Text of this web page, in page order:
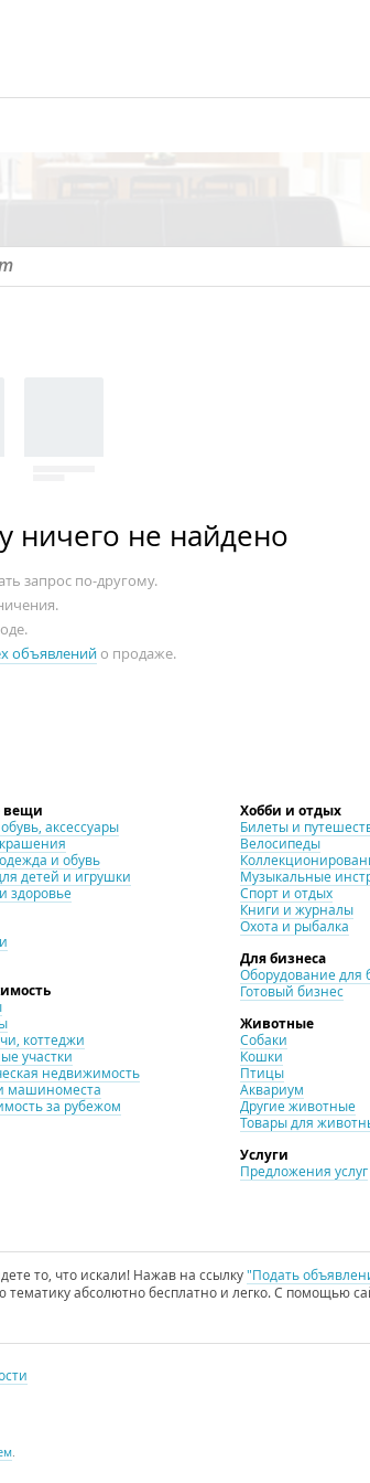
ничего не найдено
запрос по-другому.
объявленийо продаже.
вещи
аксессуары
и обувь
детей и игрушки
здоровье
коттеджи
участки
недвижимость
машиноместа
за рубежом
Хобби и отдых
Билеты и
Велосипеды
Музыкальные
Спорт и отдых
Книги и журналы
Охота и рыбалка
Для бизнеса
Оборудование для
Готовый бизнес
Животные
Собаки
Кошки
Птицы
Аквариум
Другие животные
Товары для
Услуги
Предложения услуг
то, что искали! Нажав на ссылку"Подать
абсолютно бесплатно и легко. С помощью
.